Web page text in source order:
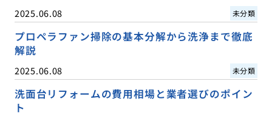
2025.06.08 未分類
プロペラファン掃除の基本分解から洗浄まで徹底
解説
2025.06.08 未分類
洗面台リフォームの費用相場と業者選びのポイン
ト